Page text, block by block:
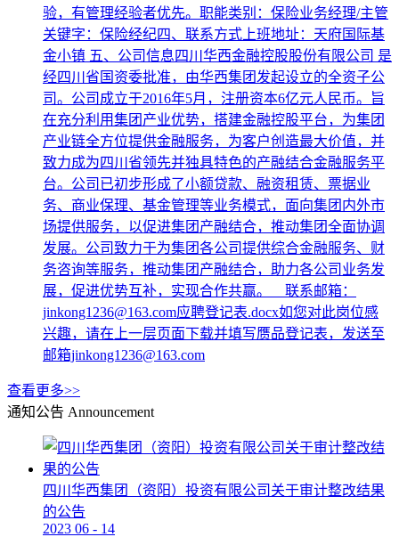
验，有管理经验者优先。职能类别：保险业务经理/主管
关键字：保险经纪四、联系方式上班地址：天府国际基
金小镇 五、公司信息四川华西金融控股股份有限公司 是
经四川省国资委批准，由华西集团发起设立的全资子公
司。公司成立于2016年5月，注册资本6亿元人民币。旨
在充分利用集团产业优势，搭建金融控股平台，为集团
产业链全方位提供金融服务，为客户创造最大价值，并
致力成为四川省领先并独具特色的产融结合金融服务平
台。公司已初步形成了小额贷款、融资租赁、票据业
务、商业保理、基金管理等业务模式，面向集团内外市
场提供服务，以促进集团产融结合，推动集团全面协调
发展。公司致力于为集团各公司提供综合金融服务、财
务咨询等服务，推动集团产融结合，助力各公司业务发
展，促进优势互补，实现合作共赢。 联系邮箱：
jinkong1236@163.com应聘登记表.docx如您对此岗位感
兴趣，请在上一层页面下载并填写赝品登记表，发送至
邮箱jinkong1236@163.com
查看更多>>
通知公告 Announcement
四川华西集团（资阳）投资有限公司关于审计整改结果
的公告
2023 06 - 14